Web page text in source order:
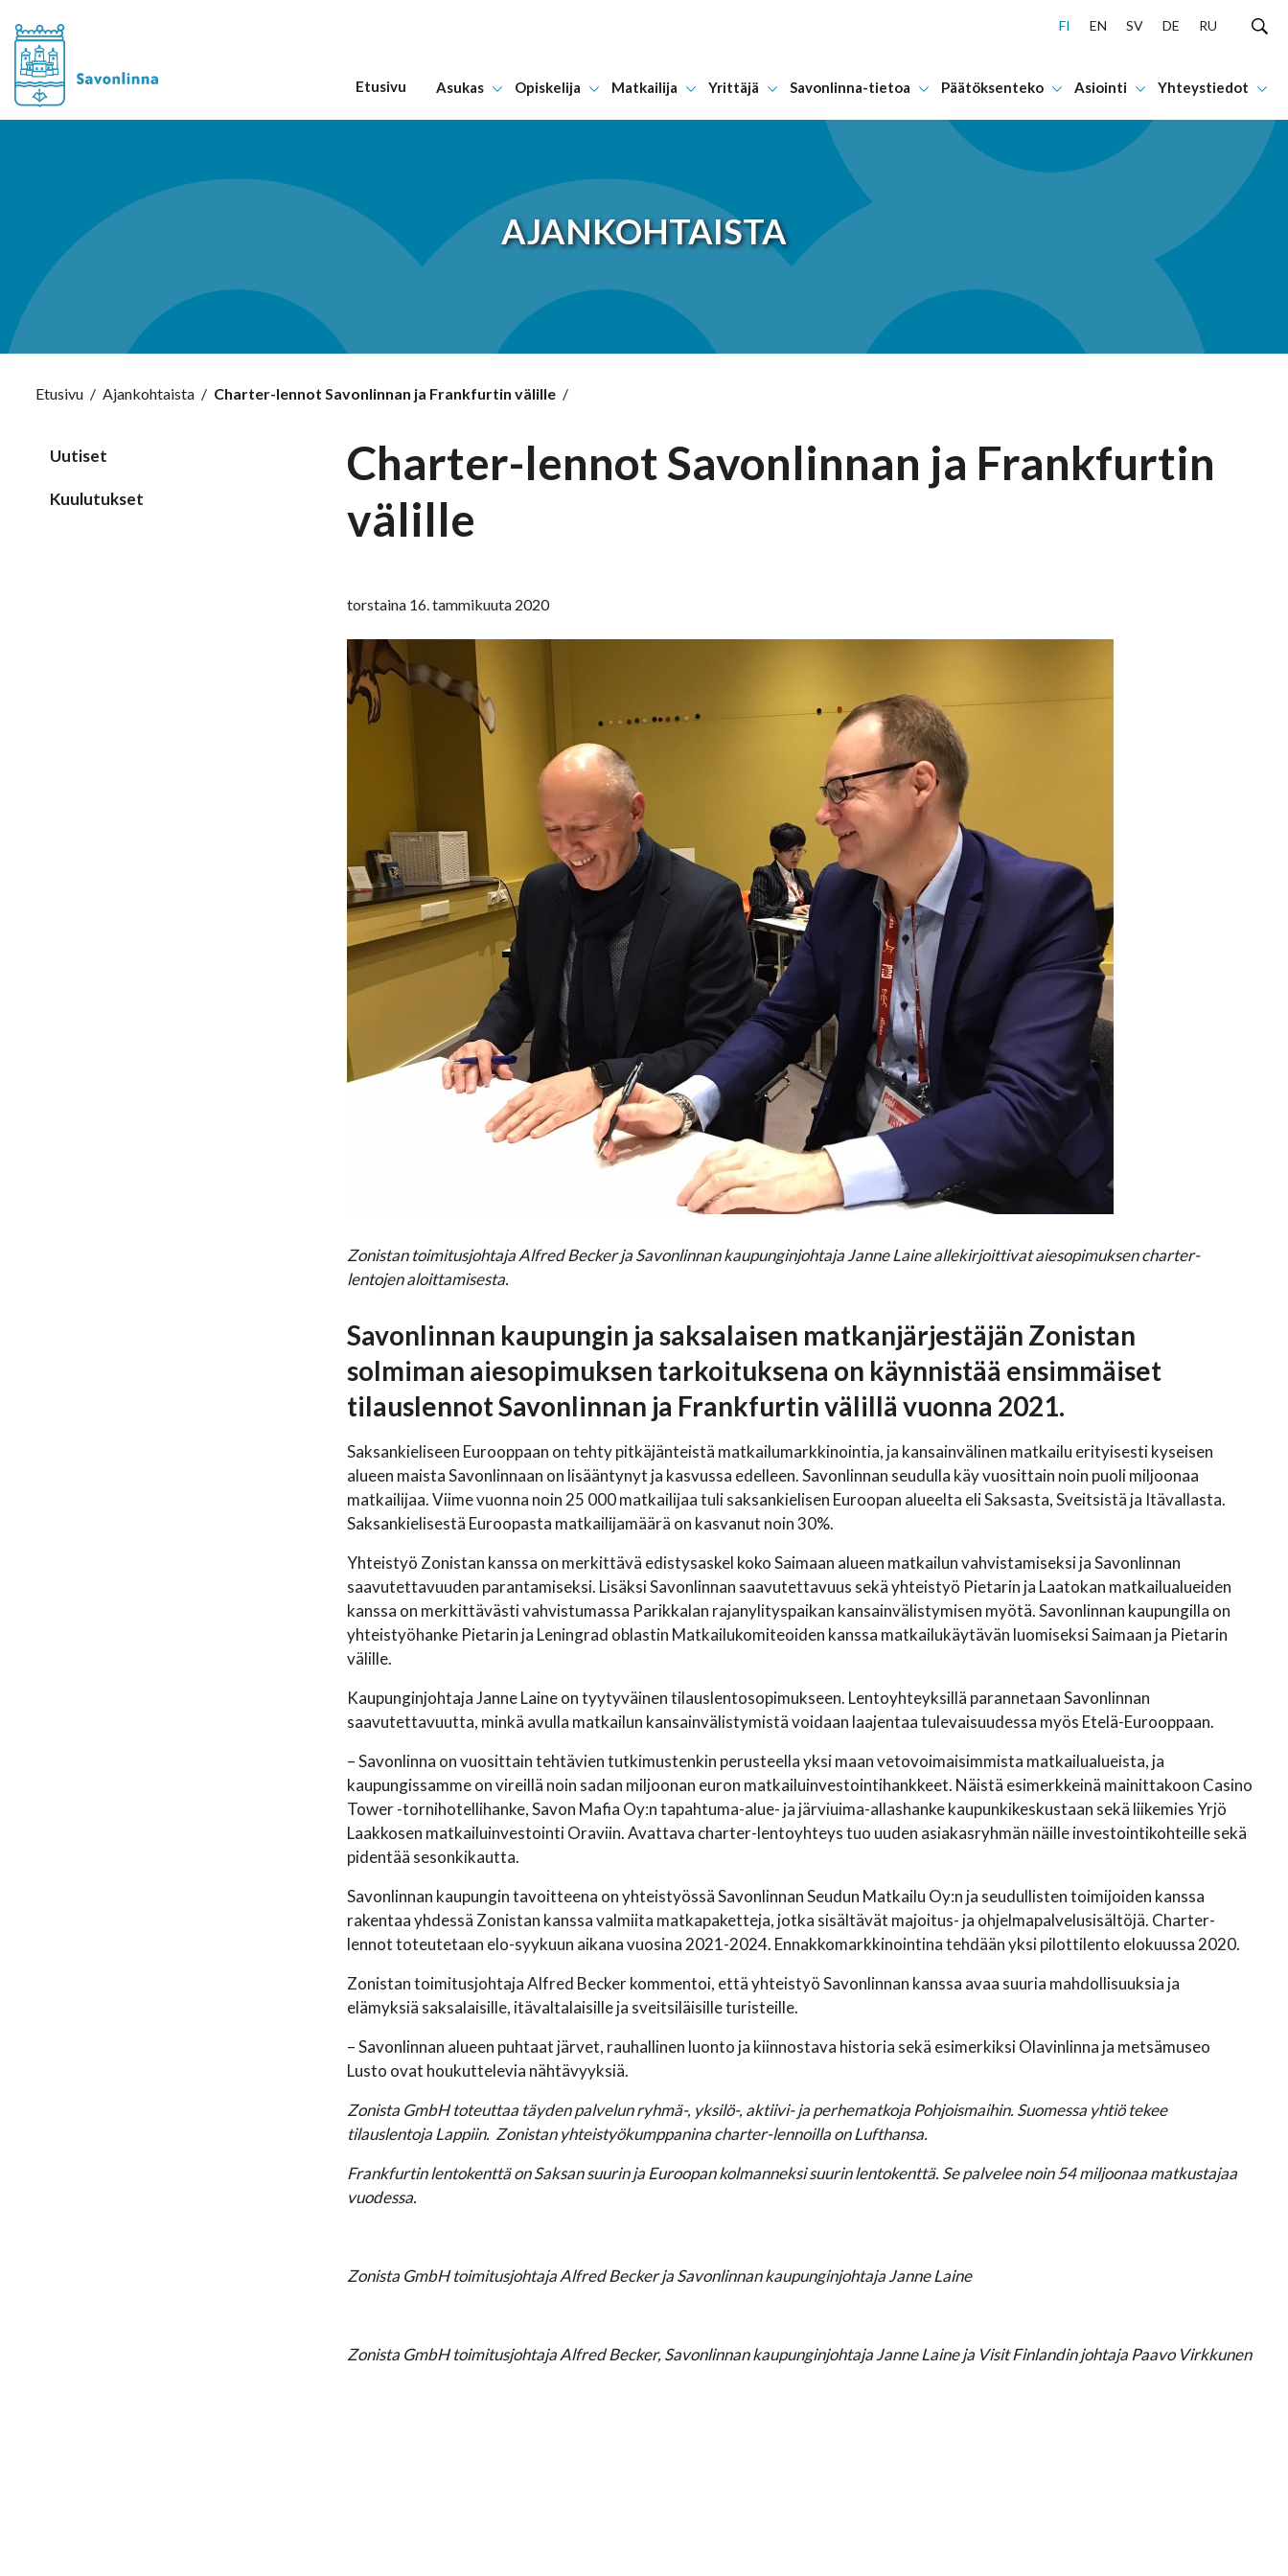
Hyppää sisältöön
FI EN SV DE RU
Etusivu Asukas Opiskelija Matkailija Yrittäjä Savonlinna-tietoa Päätöksenteko Asiointi Yhteystiedot
AJANKOHTAISTA
Etusivu / Ajankohtaista / Charter-lennot Savonlinnan ja Frankfurtin välille /
Uutiset
Kuulutukset
Charter-lennot Savonlinnan ja Frankfurtin
välille
torstaina 16. tammikuuta 2020
Zonistan toimitusjohtaja Alfred Becker ja Savonlinnan kaupunginjohtaja Janne Laine allekirjoittivat aiesopimuksen charter-
lentojen aloittamisesta.
Savonlinnan kaupungin ja saksalaisen matkanjärjestäjän Zonistan
solmiman aiesopimuksen tarkoituksena on käynnistää ensimmäiset
tilauslennot Savonlinnan ja Frankfurtin välillä vuonna 2021.
Saksankieliseen Eurooppaan on tehty pitkäjänteistä matkailumarkkinointia, ja kansainvälinen matkailu erityisesti kyseisen
alueen maista Savonlinnaan on lisääntynyt ja kasvussa edelleen. Savonlinnan seudulla käy vuosittain noin puoli miljoonaa
matkailijaa. Viime vuonna noin 25 000 matkailijaa tuli saksankielisen Euroopan alueelta eli Saksasta, Sveitsistä ja Itävallasta.
Saksankielisestä Euroopasta matkailijamäärä on kasvanut noin 30%.
Yhteistyö Zonistan kanssa on merkittävä edistysaskel koko Saimaan alueen matkailun vahvistamiseksi ja Savonlinnan
saavutettavuuden parantamiseksi. Lisäksi Savonlinnan saavutettavuus sekä yhteistyö Pietarin ja Laatokan matkailualueiden
kanssa on merkittävästi vahvistumassa Parikkalan rajanylityspaikan kansainvälistymisen myötä. Savonlinnan kaupungilla on
yhteistyöhanke Pietarin ja Leningrad oblastin Matkailukomiteoiden kanssa matkailukäytävän luomiseksi Saimaan ja Pietarin
välille.
Kaupunginjohtaja Janne Laine on tyytyväinen tilauslentosopimukseen. Lentoyhteyksillä parannetaan Savonlinnan
saavutettavuutta, minkä avulla matkailun kansainvälistymistä voidaan laajentaa tulevaisuudessa myös Etelä-Eurooppaan.
– Savonlinna on vuosittain tehtävien tutkimustenkin perusteella yksi maan vetovoimaisimmista matkailualueista, ja
kaupungissamme on vireillä noin sadan miljoonan euron matkailuinvestointihankkeet. Näistä esimerkkeinä mainittakoon Casino
Tower -tornihotellihanke, Savon Mafia Oy:n tapahtuma-alue- ja järviuima-allashanke kaupunkikeskustaan sekä liikemies Yrjö
Laakkosen matkailuinvestointi Oraviin. Avattava charter-lentoyhteys tuo uuden asiakasryhmän näille investointikohteille sekä
pidentää sesonkikautta.
Savonlinnan kaupungin tavoitteena on yhteistyössä Savonlinnan Seudun Matkailu Oy:n ja seudullisten toimijoiden kanssa
rakentaa yhdessä Zonistan kanssa valmiita matkapaketteja, jotka sisältävät majoitus- ja ohjelmapalvelusisältöjä. Charter-
lennot toteutetaan elo-syykuun aikana vuosina 2021-2024. Ennakkomarkkinointina tehdään yksi pilottilento elokuussa 2020.
Zonistan toimitusjohtaja Alfred Becker kommentoi, että yhteistyö Savonlinnan kanssa avaa suuria mahdollisuuksia ja
elämyksiä saksalaisille, itävaltalaisille ja sveitsiläisille turisteille.
– Savonlinnan alueen puhtaat järvet, rauhallinen luonto ja kiinnostava historia sekä esimerkiksi Olavinlinna ja metsämuseo
Lusto ovat houkuttelevia nähtävyyksiä.
Zonista GmbH toteuttaa täyden palvelun ryhmä-, yksilö-, aktiivi- ja perhematkoja Pohjoismaihin. Suomessa yhtiö tekee
tilauslentoja Lappiin. Zonistan yhteistyökumppanina charter-lennoilla on Lufthansa.
Frankfurtin lentokenttä on Saksan suurin ja Euroopan kolmanneksi suurin lentokenttä. Se palvelee noin 54 miljoonaa matkustajaa
vuodessa.
Zonista GmbH toimitusjohtaja Alfred Becker ja Savonlinnan kaupunginjohtaja Janne Laine
Zonista GmbH toimitusjohtaja Alfred Becker, Savonlinnan kaupunginjohtaja Janne Laine ja Visit Finlandin johtaja Paavo Virkkunen